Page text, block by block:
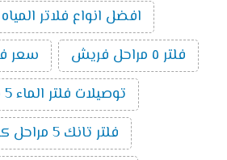
افضل انواع فلاتر المياه 5
فلتر ٥ مراحل فريش
سعر فلتر
توصيلات فلتر الماء 5 مراحل
فلتر تانك 5 مراحل كارفور